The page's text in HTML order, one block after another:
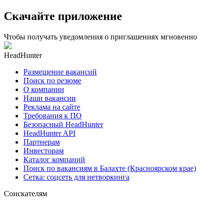
Скачайте приложение
Чтобы получать уведомления о приглашениях мгновенно
HeadHunter
Размещение вакансий
Поиск по резюме
О компании
Наши вакансии
Реклама на сайте
Требования к ПО
Безопасный HeadHunter
HeadHunter API
Партнерам
Инвесторам
Каталог компаний
Поиск по вакансиям в Балахте (Красноярском крае)
Сетка: соцсеть для нетворкинга
Соискателям